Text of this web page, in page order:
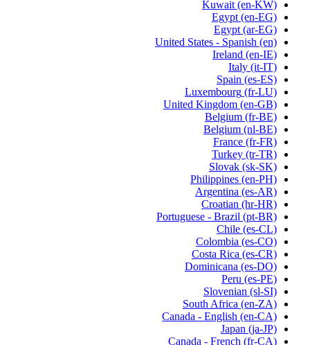
Kuwait (en-KW)
Egypt (en-EG)
Egypt (ar-EG)
United States - Spanish (en)
Ireland (en-IE)
Italy (it-IT)
Spain (es-ES)
Luxembourg (fr-LU)
United Kingdom (en-GB)
Belgium (fr-BE)
Belgium (nl-BE)
France (fr-FR)
Turkey (tr-TR)
Slovak (sk-SK)
Philippines (en-PH)
Argentina (es-AR)
Croatian (hr-HR)
Portuguese - Brazil (pt-BR)
Chile (es-CL)
Colombia (es-CO)
Costa Rica (es-CR)
Dominicana (es-DO)
Peru (es-PE)
Slovenian (sl-SI)
South Africa (en-ZA)
Canada - English (en-CA)
Japan (ja-JP)
Canada - French (fr-CA)